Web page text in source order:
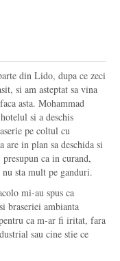
din Lido, dupa ce zeci
si am asteptat sa vina
asta. Mohammad
si a deschis
pe coltul cu
are in plan sa deschida si
ca in curand,
sta mult pe ganduri.
mi-au spus ca
braseriei ambianta
ca m-ar fi iritat, fara
sau cine stie ce